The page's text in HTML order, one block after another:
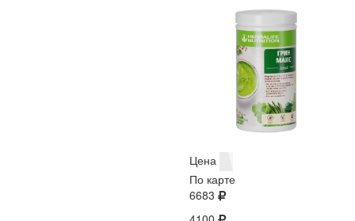
Цена
По карте
6683